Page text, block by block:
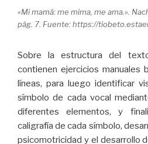
«Mi mamá: me mima, me ama.».
pág. 7. Fuente: https://
Sobre la estructura del
contienen ejercicios manuales
líneas, para luego identificar
símbolo de cada vocal
diferentes elementos, y
caligrafía de cada símbolo,
psicomotricidad y el desarrollo